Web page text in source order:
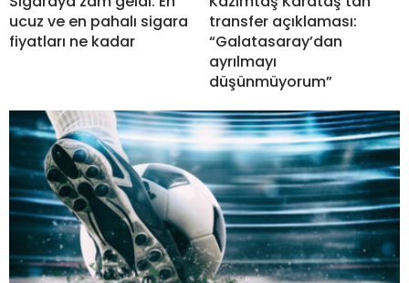
ucuz ve en pahalı sigara
fiyatları ne kadar
transfer açıklaması:
“Galatasaray’dan
ayrılmayı
düşünmüyorum”